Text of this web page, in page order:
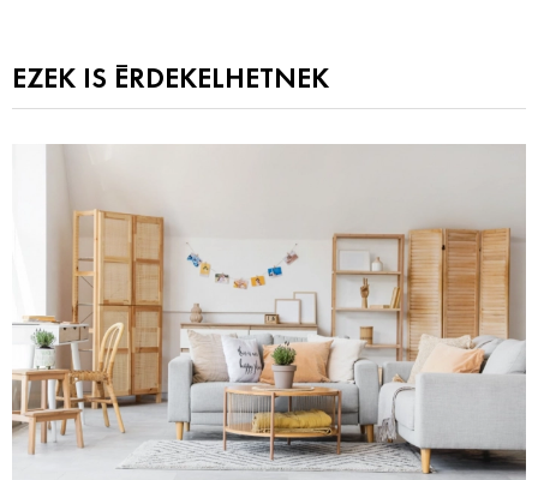
EZEK IS ÉRDEKELHETNEK